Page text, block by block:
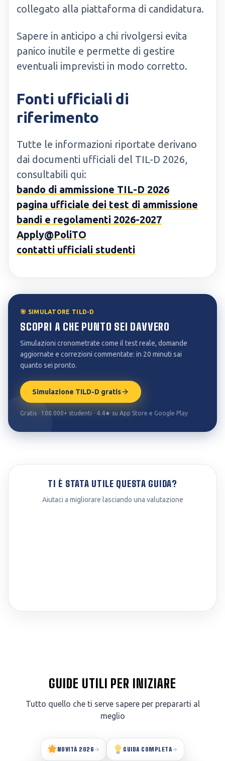
collegato alla piattaforma di candidatura.
Sapere in anticipo a chi rivolgersi evita
panico inutile e permette di gestire
eventuali imprevisti in modo corretto.
Fonti ufficiali di
riferimento
Tutte le informazioni riportate derivano
dai documenti ufficiali del TIL-D 2026,
consultabili qui:
bando di ammissione TIL-D 2026
pagina ufficiale dei test di ammissione
bandi e regolamenti 2026-2027
Apply@PoliTO
contatti ufficiali studenti
🎯 SIMULATORE TILD-D
SCOPRI A CHE PUNTO SEI DAVVERO
Simulazioni cronometrate come il test reale, domande
aggiornate e correzioni commentate: in 20 minuti sai
quanto sei pronto.
Simulazione TILD-D gratis
Gratis · 100.000+ studenti · 4.4★ su App Store e Google Play
TI È STATA UTILE QUESTA GUIDA?
Aiutaci a migliorare lasciando una valutazione
GUIDE UTILI PER INIZIARE
Tutto quello che ti serve sapere per prepararti al
meglio
NOVITÀ 2026 GUIDA COMPLETA